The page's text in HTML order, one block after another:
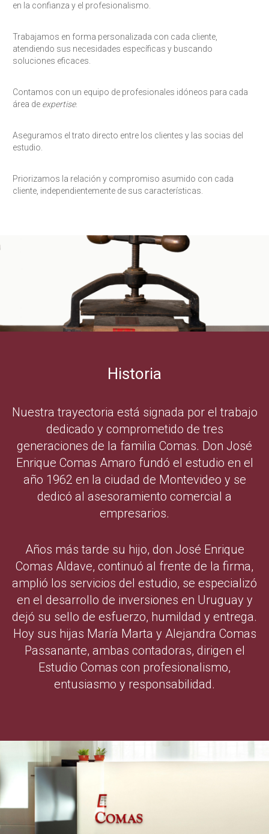
en la confianza y el profesionalismo.
Trabajamos en forma personalizada con cada cliente,
atendiendo sus necesidades específicas y buscando
soluciones eficaces.
Contamos con un equipo de profesionales idóneos para cada
área de expertise.
Aseguramos el trato directo entre los clientes y las socias del
estudio.
Priorizamos la relación y compromiso asumido con cada
cliente, independientemente de sus características.
Historia
Nuestra trayectoria está signada por el trabajo
dedicado y comprometido de tres
generaciones de la familia Comas. Don José
Enrique Comas Amaro fundó el estudio en el
año 1962 en la ciudad de Montevideo y se
dedicó al asesoramiento comercial a
empresarios.
Años más tarde su hijo, don José Enrique
Comas Aldave, continuó al frente de la firma,
amplió los servicios del estudio, se especializó
en el desarrollo de inversiones en Uruguay y
dejó su sello de esfuerzo, humildad y entrega.
Hoy sus hijas María Marta y Alejandra Comas
Passanante, ambas contadoras, dirigen el
Estudio Comas con profesionalismo,
entusiasmo y responsabilidad.